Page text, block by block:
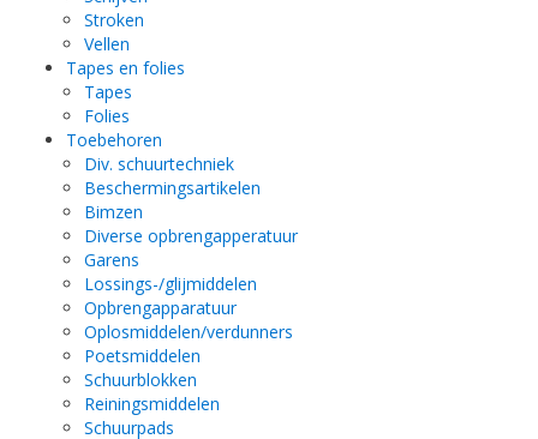
Stroken
Vellen
Tapes en folies
Tapes
Folies
Toebehoren
Div. schuurtechniek
Beschermingsartikelen
Bimzen
Diverse opbrengapperatuur
Garens
Lossings-/glijmiddelen
Opbrengapparatuur
Oplosmiddelen/verdunners
Poetsmiddelen
Schuurblokken
Reiningsmiddelen
Schuurpads